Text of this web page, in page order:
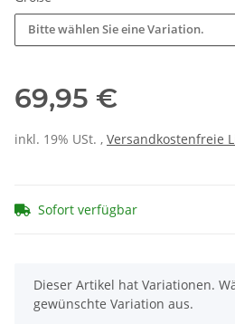
Bitte wählen Sie eine Variation.
69,95 €
inkl. 19% USt. , Versandkostenfreie
Sofort verfügbar
x
Dieser Artikel hat Variationen.
gewünschte Variation aus.